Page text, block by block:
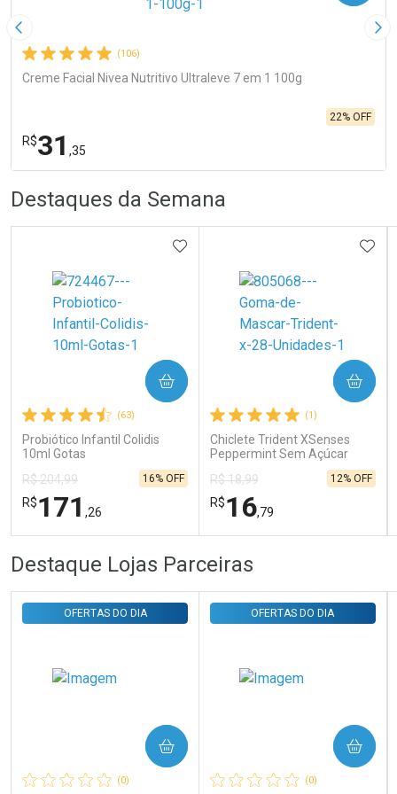
Imagem Anterior
(106)
Creme Facial Nivea Nutritivo Ultraleve 7 em 1 100g
R$31 ,35
22% OFF
Laboratório
Comprar sem Desconto
Por R$ 31,35/cada
Por Menos
Comprar sem Desconto
Por R$ 31,35/cada
Destaques da Semana
(63)
Probiótico Infantil Colidis
10ml Gotas
R$ 204,99
R$171 ,26
16% OFF
ADICIONAR AOS FAVORITOS
COMPRAR
FECHAR
Laboratório
FECHAR
Por Menos
(1)
Chiclete Trident XSenses
Peppermint Sem Açúcar
R$ 18,99
R$16,79
12% OFF
COMPRAR
Destaque Lojas Parceiras
(0)
OFERTAS DO DIA
COMPRAR
(0)
OFERTAS DO DIA
COMPRAR